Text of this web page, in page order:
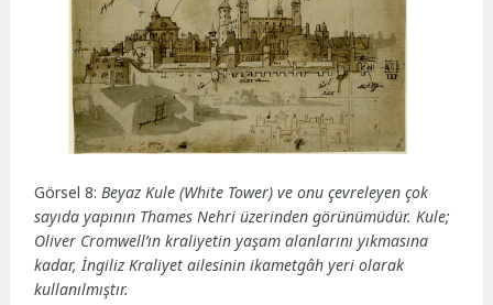
Görsel 8: Beyaz Kule (White Tower) ve onu çevreleyen çok
sayıda yapının Thames Nehri üzerinden görünümüdür. Kule;
Oliver Cromwell’ın kraliyetin yaşam alanlarını yıkmasına
kadar, İngiliz Kraliyet ailesinin ikametgâh yeri olarak
kullanılmıştır.